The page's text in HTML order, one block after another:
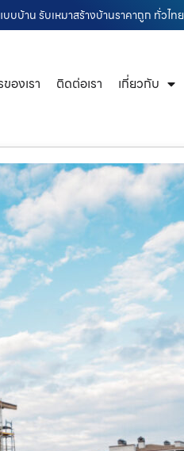
บบ้าน รับเหมาสร้างบ้านราคาถูก ทั่วไทย
องเรา ติดต่อเรา เกี่ยวกับ